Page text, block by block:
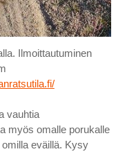
Ilmoittautuminen
vauhtia
myös omalle porukalle
eväillä. Kysy